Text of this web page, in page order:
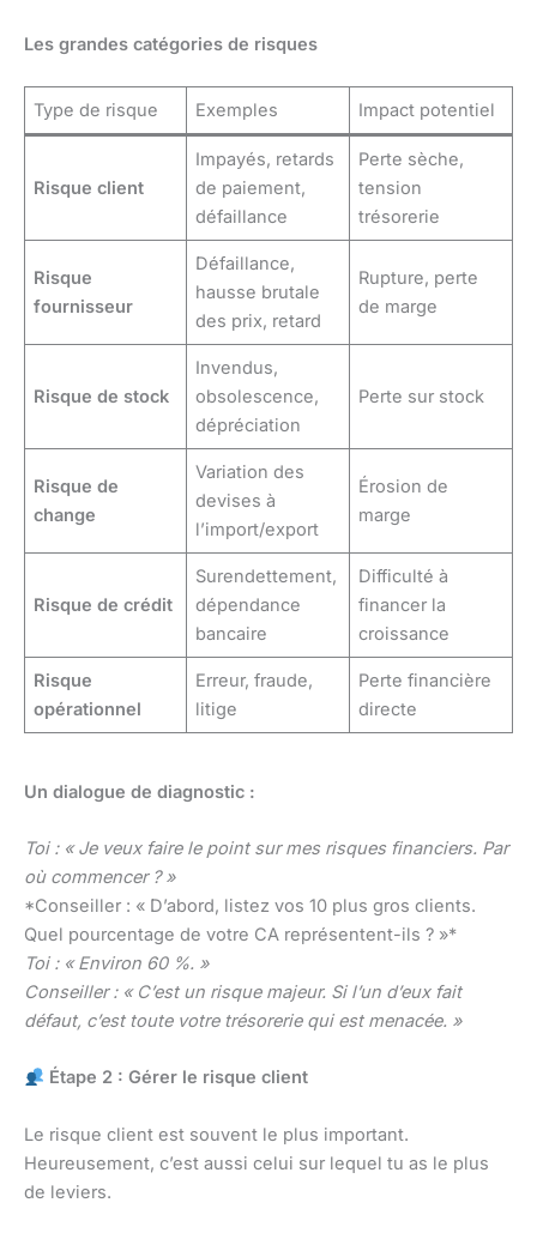
Les grandes catégories de risques
Type de risque Exemples Impact potentiel
Risque client
Impayés, retards
de paiement,
défaillance
Perte sèche,
tension
trésorerie
Risque
fournisseur
Défaillance,
hausse brutale
des prix, retard
Rupture, perte
de marge
Risque de stock
Invendus,
obsolescence,
dépréciation
Perte sur stock
Risque de
change
Variation des
devises à
l’import/export
Érosion de
marge
Risque de crédit
Surendettement,
dépendance
bancaire
Difficulté à
financer la
croissance
Risque
opérationnel
Erreur, fraude,
litige
Perte financière
directe
Un dialogue de diagnostic :
Toi : « Je veux faire le point sur mes risques financiers. Par
où commencer ? »
*Conseiller : « D’abord, listez vos 10 plus gros clients.
Quel pourcentage de votre CA représentent-ils ? »*
Toi : « Environ 60 %. »
Conseiller : « C’est un risque majeur. Si l’un d’eux fait
défaut, c’est toute votre trésorerie qui est menacée. »
Étape 2 : Gérer le risque client
Le risque client est souvent le plus important.
Heureusement, c’est aussi celui sur lequel tu as le plus
de leviers.